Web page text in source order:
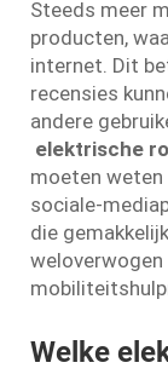
Steeds meer
producten,
internet. Dit
recensies
andere
elektrische
moeten weten
sociale-
die
weloverwogen
Welke